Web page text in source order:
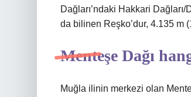
Dağları’ndaki Hakkari
da bilinen Reşko’dur, 4.135 m
Menteşe Dağı
Muğla ilinin merkezi olan